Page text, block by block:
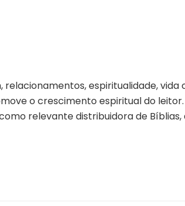
espiritualidade, vida
o crescimento espiritual do
relevante distribuidora de Bíblias,